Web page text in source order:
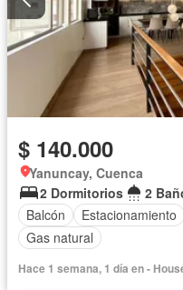
$ 140.000
Yanuncay, Cuenca
2 Dormitorios
2
Balcón
Estacionamiento
Gas natural
Hace 1 semana, 1 día en -